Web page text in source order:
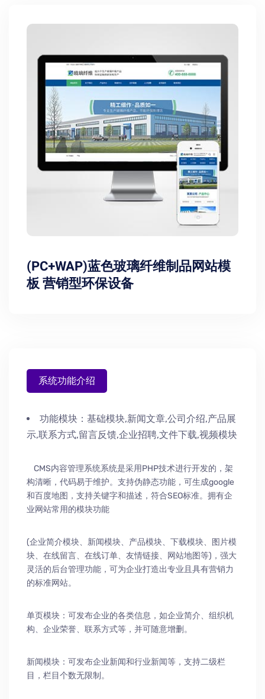
(PC+WAP)蓝色玻璃纤维制品网站模
板 营销型环保设备
系统功能介绍
功能模块： 基础模块,新闻文章,公司介绍,产品展
示,联系方式,留言反馈,企业招聘,文件下载,视频模块
CMS内容管理系统系统是采用PHP技术进行开发的，架
构清晰，代码易于维护。支持伪静态功能，可生成google
和百度地图，支持关键字和描述，符合SEO标准。拥有企
业网站常用的模块功能
(企业简介模块、新闻模块、产品模块、下载模块、图片模
块、在线留言、在线订单、友情链接、网站地图等)，强大
灵活的后台管理功能，可为企业打造出专业且具有营销力
的标准网站。
单页模块：可发布企业的各类信息，如企业简介、组织机
构、企业荣誉、联系方式等，并可随意增删。
新闻模块：可发布企业新闻和行业新闻等，支持二级栏
目，栏目个数无限制。